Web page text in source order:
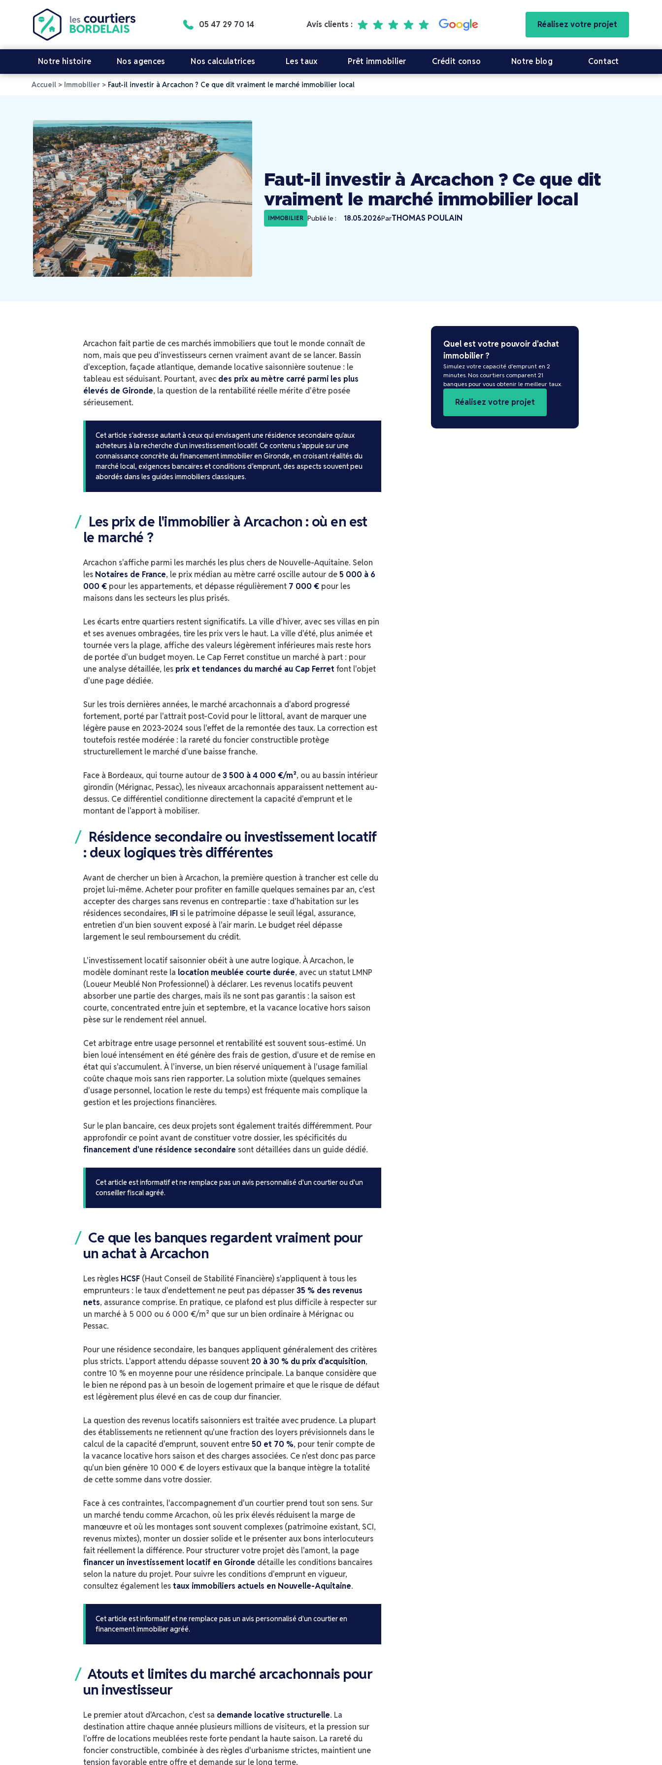
05 47 29 70 14 Avis clients : Réalisez votre projet
Notre histoire Nos agences Nos calculatrices Les taux Prêt immobilier Crédit conso Notre blog Contact
Accueil > Immobilier > Faut-il investir à Arcachon ? Ce que dit vraiment le marché immobilier local
Faut-il investir à Arcachon ? Ce que dit
vraiment le marché immobilier local
IMMOBILIER Publié le : 18.05.2026ParTHOMAS POULAIN
Arcachon fait partie de ces marchés immobiliers que tout le monde connaît de
nom, mais que peu d'investisseurs cernen vraiment avant de se lancer. Bassin
d'exception, façade atlantique, demande locative saisonnière soutenue : le
tableau est séduisant. Pourtant, avec des prix au mètre carré parmi les plus
élevés de Gironde, la question de la rentabilité réelle mérite d'être posée
sérieusement.
Cet article s'adresse autant à ceux qui envisagent une résidence secondaire qu'aux
acheteurs à la recherche d'un investissement locatif. Ce contenu s’appuie sur une
connaissance concrète du financement immobilier en Gironde, en croisant réalités du
marché local, exigences bancaires et conditions d’emprunt, des aspects souvent peu
abordés dans les guides immobiliers classiques.
Les prix de l'immobilier à Arcachon : où en est
le marché ?
Arcachon s'affiche parmi les marchés les plus chers de Nouvelle-Aquitaine. Selon
les Notaires de France, le prix médian au mètre carré oscille autour de5 000 à 6
000 €pour les appartements, et dépasse régulièrement 7 000 €pour les
maisons dans les secteurs les plus prisés.
Les écarts entre quartiers restent significatifs. La ville d'hiver, avec ses villas en pin
et ses avenues ombragées, tire les prix vers le haut. La ville d'été, plus animée et
tournée vers la plage, affiche des valeurs légèrement inférieures mais reste hors
de portée d'un budget moyen. Le Cap Ferret constitue un marché à part : pour
une analyse détaillée, les prix et tendances du marché au Cap Ferretfont l'objet
d'une page dédiée.
Sur les trois dernières années, le marché arcachonnais a d'abord progressé
fortement, porté par l'attrait post-Covid pour le littoral, avant de marquer une
légère pause en 2023-2024 sous l'effet de la remontée des taux. La correction est
toutefois restée modérée : la rareté du foncier constructible protège
structurellement le marché d'une baisse franche.
Face à Bordeaux, qui tourne autour de3 500 à 4 000 €/m², ou au bassin intérieur
girondin (Mérignac, Pessac), les niveaux arcachonnais apparaissent nettement au-
dessus. Ce différentiel conditionne directement la capacité d'emprunt et le
montant de l'apport à mobiliser.
Résidence secondaire ou investissement locatif
: deux logiques très différentes
Avant de chercher un bien à Arcachon, la première question à trancher est celle du
projet lui-même. Acheter pour profiter en famille quelques semaines par an, c'est
accepter des charges sans revenus en contrepartie : taxe d'habitation sur les
résidences secondaires, IFI si le patrimoine dépasse le seuil légal, assurance,
entretien d'un bien souvent exposé à l'air marin. Le budget réel dépasse
largement le seul remboursement du crédit.
L'investissement locatif saisonnier obéit à une autre logique. À Arcachon, le
modèle dominant reste la location meublée courte durée, avec un statut LMNP
(Loueur Meublé Non Professionnel) à déclarer. Les revenus locatifs peuvent
absorber une partie des charges, mais ils ne sont pas garantis : la saison est
courte, concentrated entre juin et septembre, et la vacance locative hors saison
pèse sur le rendement réel annuel.
Cet arbitrage entre usage personnel et rentabilité est souvent sous-estimé. Un
bien loué intensément en été génère des frais de gestion, d'usure et de remise en
état qui s'accumulent. À l'inverse, un bien réservé uniquement à l'usage familial
coûte chaque mois sans rien rapporter. La solution mixte (quelques semaines
d'usage personnel, location le reste du temps) est fréquente mais complique la
gestion et les projections financières.
Sur le plan bancaire, ces deux projets sont également traités différemment. Pour
approfondir ce point avant de constituer votre dossier, les spécificités du
financement d'une résidence secondaire sont détaillées dans un guide dédié.
Cet article est informatif et ne remplace pas un avis personnalisé d'un courtier ou d'un
conseiller fiscal agréé.
Ce que les banques regardent vraiment pour
un achat à Arcachon
Les règles HCSF(Haut Conseil de Stabilité Financière) s'appliquent à tous les
emprunteurs : le taux d'endettement ne peut pas dépasser35 % des revenus
nets, assurance comprise. En pratique, ce plafond est plus difficile à respecter sur
un marché à 5 000 ou 6 000 €/m² que sur un bien ordinaire à Mérignac ou
Pessac.
Pour une résidence secondaire, les banques appliquent généralement des critères
plus stricts. L'apport attendu dépasse souvent 20 à 30 % du prix d'acquisition,
contre 10 % en moyenne pour une résidence principale. La banque considère que
le bien ne répond pas à un besoin de logement primaire et que le risque de défaut
est légèrement plus élevé en cas de coup dur financier.
La question des revenus locatifs saisonniers est traitée avec prudence. La plupart
des établissements ne retiennent qu'une fraction des loyers prévisionnels dans le
calcul de la capacité d'emprunt, souvent entre50 et 70 %, pour tenir compte de
la vacance locative hors saison et des charges associées. Ce n'est donc pas parce
qu'un bien génère 10 000 € de loyers estivaux que la banque intègre la totalité
de cette somme dans votre dossier.
Face à ces contraintes, l'accompagnement d'un courtier prend tout son sens. Sur
un marché tendu comme Arcachon, où les prix élevés réduisent la marge de
manœuvre et où les montages sont souvent complexes (patrimoine existant, SCI,
revenus mixtes), monter un dossier solide et le présenter aux bons interlocuteurs
fait réellement la différence. Pour structurer votre projet dès l'amont, la page
financer un investissement locatif en Gironde détaille les conditions bancaires
selon la nature du projet. Pour suivre les conditions d'emprunt en vigueur,
consultez également lestaux immobiliers actuels en Nouvelle-Aquitaine.
Cet article est informatif et ne remplace pas un avis personnalisé d'un courtier en
financement immobilier agréé.
Atouts et limites du marché arcachonnais pour
un investisseur
Le premier atout d'Arcachon, c'est sa demande locative structurelle. La
destination attire chaque année plusieurs millions de visiteurs, et la pression sur
l'offre de locations meublées reste forte pendant la haute saison. La rareté du
foncier constructible, combinée à des règles d'urbanisme strictes, maintient une
tension favorable entre offre et demande sur le long terme.
Quel est votre pouvoir d'achat
immobilier ?
Simulez votre capacité d'emprunt en 2
minutes. Nos courtiers comparent 21
banques pour vous obtenir le meilleur taux.
Réalisez votre projet